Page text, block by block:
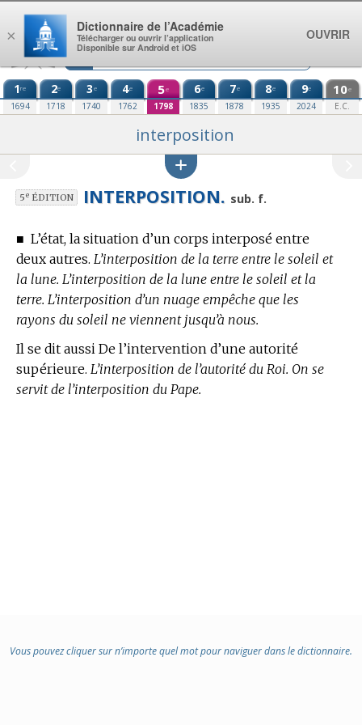
Aller au contenu
1re
1694
2e
1718
3e
1740
4e
1762
5e
1798
6e
1835
7e
1878
8e
1935
9e
2024
10e
E.C.
interposition
5eÉDITION INTERPOSITION. sub. f.
■ L’état, la situation d’un corps interposé entre
deux autres. L’interposition de la terre entre le soleil et
la lune. L’interposition de la lune entre le soleil et la
terre. L’interposition d’un nuage empêche que les
rayons du soleil ne viennent jusqu’à nous.
Il se dit aussi De l’intervention d’une autorité
supérieure. L’interposition de l’autorité du Roi. On se
servit de l’interposition du Pape.
Vous pouvez cliquer sur n’importe quel mot pour naviguer dans le dictionnaire.
×
Dictionnaire de l’Académie
Télécharger ou ouvrir l’application
Disponible sur Android et iOS
OUVRIR